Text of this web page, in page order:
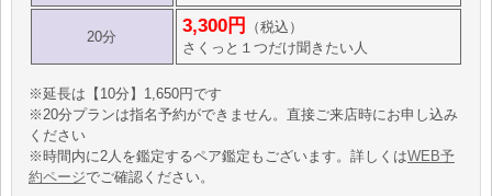
20分
3,300円
（税込）
さくっと１つだけ聞きたい人
※延長は【10分】1,650円です
※20分プランは指名予約ができません。直接ご来店時にお申し込み
ください
※時間内に2人を鑑定するペア鑑定もございます。詳しくはWEB予
約ページでご確認ください。